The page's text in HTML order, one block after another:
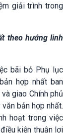
giải trình trong
theo hướng linh
bãi bỏ Phụ lục
hợp nhất ban
giao Chính phủ
bản hợp nhất.
hoạt trong việc
kiện thuận lợi